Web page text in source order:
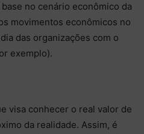
no cenário econômico da
movimentos econômicos no
das organizações com o
exemplo).
visa conhecer o real valor de
da realidade. Assim, é